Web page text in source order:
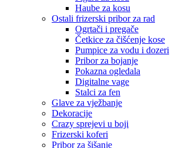
Haube za kosu
Ostali frizerski pribor za rad
Ogrtači i pregače
Četkice za čišćenje kose
Pumpice za vodu i dozeri
Pribor za bojanje
Pokazna ogledala
Digitalne vage
Stalci za fen
Glave za vježbanje
Dekoracije
Crazy sprejevi u boji
Frizerski koferi
Pribor za šišanje